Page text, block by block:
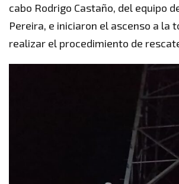
cabo Rodrigo Castaño, del equipo
Pereira, e iniciaron el ascenso a la
realizar el procedimiento de